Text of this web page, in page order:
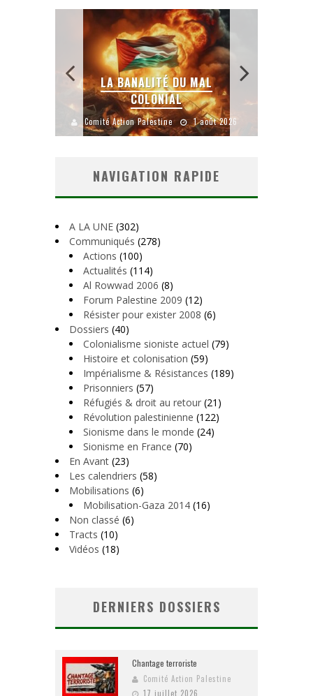
LA BANALITÉ DU MAL
COLONIAL
Comité Action Palestine 1 août 2026
NAVIGATION RAPIDE
A LA UNE (302)
Communiqués (278)
Actions (100)
Actualités (114)
Al Rowwad 2006 (8)
Forum Palestine 2009 (12)
Résister pour exister 2008 (6)
Dossiers (40)
Colonialisme sioniste actuel (79)
Histoire et colonisation (59)
Impérialisme & Résistances (189)
Prisonniers (57)
Réfugiés & droit au retour (21)
Révolution palestinienne (122)
Sionisme dans le monde (24)
Sionisme en France (70)
En Avant (23)
Les calendriers (58)
Mobilisations (6)
Mobilisation-Gaza 2014 (16)
Non classé (6)
Tracts (10)
Vidéos (18)
DERNIERS DOSSIERS
Chantage terroriste
Comité Action Palestine
17 juillet 2026